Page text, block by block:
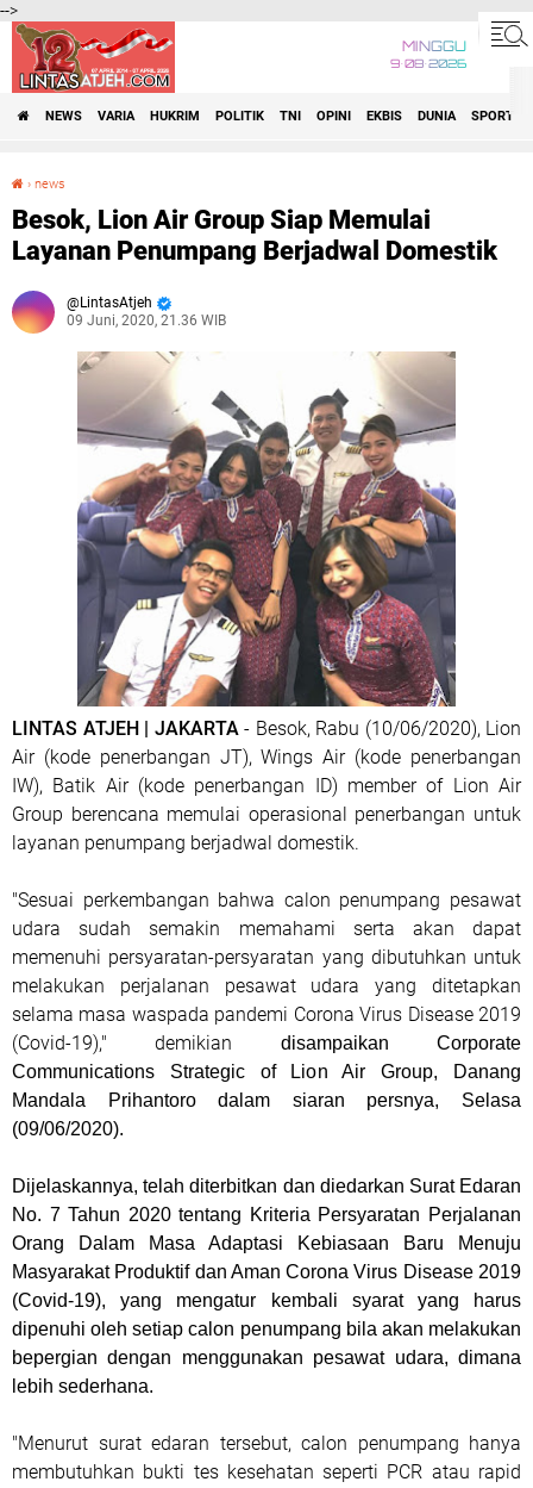
-->
MINGGU
9•08•2026
NEWS VARIA HUKRIM POLITIK TNI OPINI EKBIS DUNIA SPORT
› news
Besok, Lion Air Group Siap Memulai
Layanan Penumpang Berjadwal Domestik
LintasAtjeh
09 Juni, 2020, 21.36 WIB
LINTAS ATJEH | JAKARTA- Besok, Rabu (10/06/2020), Lion
Air (kode penerbangan JT), Wings Air (kode penerbangan
IW), Batik Air (kode penerbangan ID) member of Lion Air
Group berencana memulai operasional penerbangan untuk
layanan penumpang berjadwal domestik.
"Sesuai perkembangan bahwa calon penumpang pesawat
udara sudah semakin memahami serta akan dapat
memenuhi persyaratan-persyaratan yang dibutuhkan untuk
melakukan perjalanan pesawat udara yang ditetapkan
selama masa waspada pandemi Corona Virus Disease 2019
(Covid-19)," demikian disampaikan Corporate
Communications Strategic of Lion Air Group, Danang
Mandala Prihantoro dalam siaran persnya, Selasa
(09/06/2020).
Dijelaskannya, telah diterbitkan dan diedarkan Surat Edaran
No. 7 Tahun 2020 tentang Kriteria Persyaratan Perjalanan
Orang Dalam Masa Adaptasi Kebiasaan Baru Menuju
Masyarakat Produktif dan Aman Corona Virus Disease 2019
(Covid-19), yang mengatur kembali syarat yang harus
dipenuhi oleh setiap calon penumpang bila akan melakukan
bepergian dengan menggunakan pesawat udara, dimana
lebih sederhana.
"Menurut surat edaran tersebut, calon penumpang hanya
membutuhkan bukti tes kesehatan seperti PCR atau rapid